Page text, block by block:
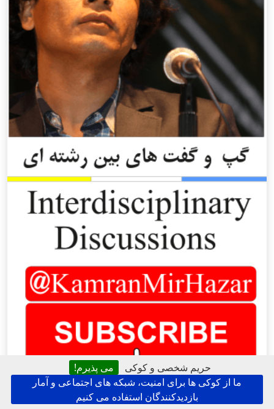
حریم شخصی و کوکی
می پذیرم!
ما از کوکی ها برای امنیت، شبکه های اجتماعی و آمار
بازدیدکنندگان استفاده می کنیم